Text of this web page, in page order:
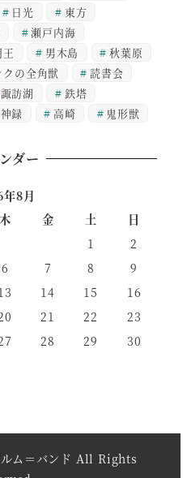
日光
東方
瀬戸内海
男木島
秋葉原
の全角獣
読書会
諏訪湖
鉄塔
録 高崎 鬼形獣
ダー
8月
木 金 土
日
1
2
6 7 8
9
14 15
16
21 22
23
28 29
30
ム＝バンド All Rights